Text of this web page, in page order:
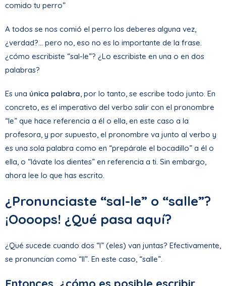
comido tu perro”
A todos se nos comió el perro los deberes alguna vez,
¿verdad?… pero no, eso no es lo importante de la frase.
¿cómo escribiste “sal-le”? ¿Lo escribiste en una o en dos
palabras?
Es una única palabra, por lo tanto, se escribe todo junto. En
concreto, es el imperativo del verbo salir con el pronombre
“le” que hace referencia a él o ella, en este caso a la
profesora, y por supuesto, el pronombre va junto al verbo y
es una sola palabra como en “prepárale el bocadillo” a él o
ella, o “lávate los dientes” en referencia a ti. Sin embargo,
ahora lee lo que has escrito.
¿Pronunciaste “sal-le” o “salle”?
¡Oooops! ¿Qué pasa aquí?
¿Qué sucede cuando dos “l” (eles) van juntas? Efectivamente,
se pronuncian como “ll”. En este caso, “salle”.